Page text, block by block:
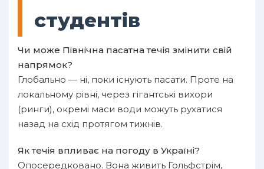
студентів
Чи може Північна пасатна течія змінити свій
напрямок?
Глобально — ні, поки існують пасати. Проте на
локальному рівні, через гігантські вихори
(ринги), окремі маси води можуть рухатися
назад на схід протягом тижнів.
Як течія впливає на погоду в Україні?
Опосередковано. Вона живить Гольфстрім,